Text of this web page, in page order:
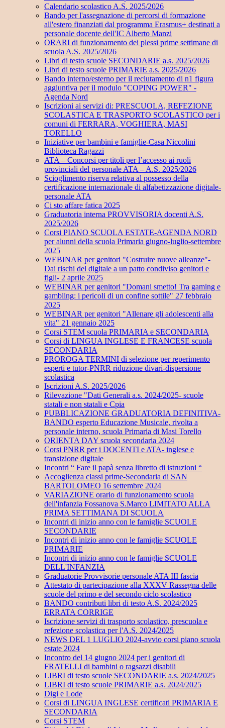
Calendario scolastico A.S. 2025/2026
Bando per l'assegnazione di percorsi di formazione
all'estero finanziati dal programma Erasmus+ destinati a
personale docente dell'IC Alberto Manzi
ORARI di funzionamento dei plessi prime settimane di
scuola A.S. 2025/2026
Libri di testo scuole SECONDARIE a.s. 2025/2026
Libri di testo scuole PRIMARIE a.s. 2025/2026
Bando interno/esterno per il reclutamento di n1 figura
aggiuntiva per il modulo "COPING POWER" -
Agenda Nord
Iscrizioni ai servizi di: PRESCUOLA, REFEZIONE
SCOLASTICA E TRASPORTO SCOLASTICO per i
comuni di FERRARA, VOGHIERA, MASI
TORELLO
Iniziative per bambini e famiglie-Casa Niccolini
Biblioteca Ragazzi
ATA – Concorsi per titoli per l’accesso ai ruoli
provinciali del personale ATA – A.S. 2025/2026
Scioglimento riserva relativa al possesso della
certificazione internazionale di alfabetizzazione digitale-
personale ATA
Ci sto affare fatica 2025
Graduatoria interna PROVVISORIA docenti A.S.
2025/2026
Corsi PIANO SCUOLA ESTATE-AGENDA NORD
per alunni della scuola Primaria giugno-luglio-settembre
2025
WEBINAR per genitori "Costruire nuove alleanze"-
Dai rischi del digitale a un patto condiviso genitori e
figli- 2 aprile 2025
WEBINAR per genitori "Domani smetto! Tra gaming e
gambling: i pericoli di un confine sottile" 27 febbraio
2025
WEBINAR per genitori "Allenare gli adolescenti alla
vita" 21 gennaio 2025
Corsi STEM scuola PRIMARIA e SECONDARIA
Corsi di LINGUA INGLESE E FRANCESE scuola
SECONDARIA
PROROGA TERMINI di selezione per reperimento
esperti e tutor-PNRR riduzione divari-dispersione
scolastica
Iscrizioni A.S. 2025/2026
Rilevazione "Dati Generali a.s. 2024/2025- scuole
statali e non statali e Cpia
PUBBLICAZIONE GRADUATORIA DEFINITIVA-
BANDO esperto Educazione Musicale, rivolta a
personale interno, scuola Primaria di Masi Torello
ORIENTA DAY scuola secondaria 2024
Corsi PNRR per i DOCENTI e ATA- inglese e
transizione digitale
Incontri “ Fare il papà senza libretto di istruzioni “
Accoglienza classi prime-Secondaria di SAN
BARTOLOMEO 16 settembre 2024
VARIAZIONE orario di funzionamento scuola
dell'infanzia Fossanova S.Marco LIMITATO ALLA
PRIMA SETTIMANA DI SCUOLA
Incontri di inizio anno con le famiglie SCUOLE
SECONDARIE
Incontri di inizio anno con le famiglie SCUOLE
PRIMARIE
Incontri di inizio anno con le famiglie SCUOLE
DELL'INFANZIA
Graduatorie Provvisorie personale ATA III fascia
Attestato di partecipazione alla XXXV Rassegna delle
scuole del primo e del secondo ciclo scolastico
BANDO contributi libri di testo A.S. 2024/2025
ERRATA CORRIGE
Iscrizione servizi di trasporto scolastico, prescuola e
refezione scolastica per l'A.S. 2024/2025
NEWS DEL 1 LUGLIO 2024-avvio corsi piano scuola
estate 2024
Incontro del 14 giugno 2024 per i genitori di
FRATELLI di bambini o ragsazzi disabili
LIBRI di testo scuole SECONDARIE a.s. 2024/2025
LIBRI di testo scuole PRIMARIE a.s. 2024/2025
Digi e Lode
Corsi di LINGUA INGLESE certificati PRIMARIA E
SECONDARIA
Corsi STEM